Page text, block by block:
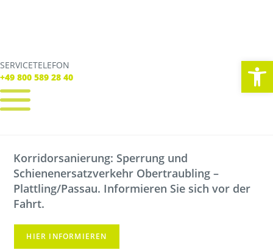
SERVICETELEFON
+49 800 589 28 40
SERVICE TELEFON
+49 800 589 28 40
Verbindungen
Tickets
Freizeit
Service
Unternehmen
Korridorsanierung: Sperrung und
Schienenersatzverkehr Obertraubling –
Plattling/Passau. Informieren Sie sich vor der
Fahrt.
HIER INFORMIEREN